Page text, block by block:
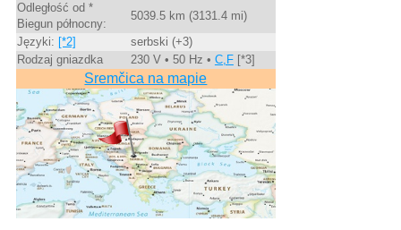
Odległość od *
Biegun północny:
5039.5 km (3131.4 mi)
Języki: [*2]
serbski (+3)
Rodzaj gniazdka
230 V • 50 Hz • C,F[*3]
Sremčica na mapie